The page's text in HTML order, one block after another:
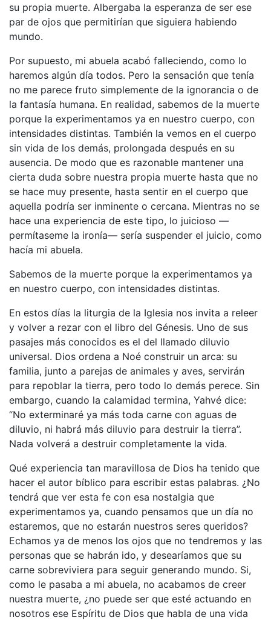
su propia muerte. Albergaba la esperanza de ser ese
par de ojos que permitirían que siguiera habiendo
mundo.
Por supuesto, mi abuela acabó falleciendo, como lo
haremos algún día todos. Pero la sensación que tenía
no me parece fruto simplemente de la ignorancia o de
la fantasía humana. En realidad, sabemos de la muerte
porque la experimentamos ya en nuestro cuerpo, con
intensidades distintas. También la vemos en el cuerpo
sin vida de los demás, prolongada después en su
ausencia. De modo que es razonable mantener una
cierta duda sobre nuestra propia muerte hasta que no
se hace muy presente, hasta sentir en el cuerpo que
aquella podría ser inminente o cercana. Mientras no se
hace una experiencia de este tipo, lo juicioso —
permítaseme la ironía— sería suspender el juicio, como
hacía mi abuela.
Sabemos de la muerte porque la experimentamos ya
en nuestro cuerpo, con intensidades distintas.
En estos días la liturgia de la Iglesia nos invita a releer
y volver a rezar con el libro del Génesis. Uno de sus
pasajes más conocidos es el del llamado diluvio
universal. Dios ordena a Noé construir un arca: su
familia, junto a parejas de animales y aves, servirán
para repoblar la tierra, pero todo lo demás perece. Sin
embargo, cuando la calamidad termina, Yahvé dice:
“No exterminaré ya más toda carne con aguas de
diluvio, ni habrá más diluvio para destruir la tierra”.
Nada volverá a destruir completamente la vida.
Qué experiencia tan maravillosa de Dios ha tenido que
hacer el autor bíblico para escribir estas palabras. ¿No
tendrá que ver esta fe con esa nostalgia que
experimentamos ya, cuando pensamos que un día no
estaremos, que no estarán nuestros seres queridos?
Echamos ya de menos los ojos que no tendremos y las
personas que se habrán ido, y desearíamos que su
carne sobreviviera para seguir generando mundo. Si,
como le pasaba a mi abuela, no acabamos de creer
nuestra muerte, ¿no puede ser que esté actuando en
nosotros ese Espíritu de Dios que habla de una vida